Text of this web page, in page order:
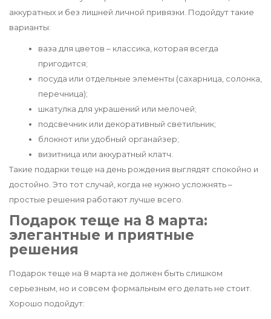
аккуратных и без лишней личной привязки. Подойдут такие
варианты:
ваза для цветов – классика, которая всегда
пригодится;
посуда или отдельные элементы (сахарница, солонка,
перечница);
шкатулка для украшений или мелочей;
подсвечник или декоративный светильник;
блокнот или удобный органайзер;
визитница или аккуратный клатч.
Такие подарки теще на день рождения выглядят спокойно и
достойно. Это тот случай, когда не нужно усложнять –
простые решения работают лучше всего.
Подарок теще на 8 марта:
элегантные и приятные
решения
Подарок теще на 8 марта не должен быть слишком
серьезным, но и совсем формальным его делать не стоит.
Хорошо подойдут: